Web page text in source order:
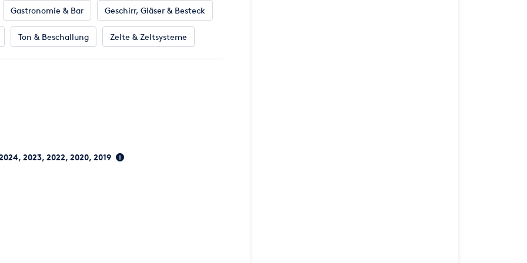
Gastronomie & Bar Geschirr, Gläser & Besteck
Ton & Beschallung Zelte & Zeltsysteme
2023, 2022, 2020, 2019